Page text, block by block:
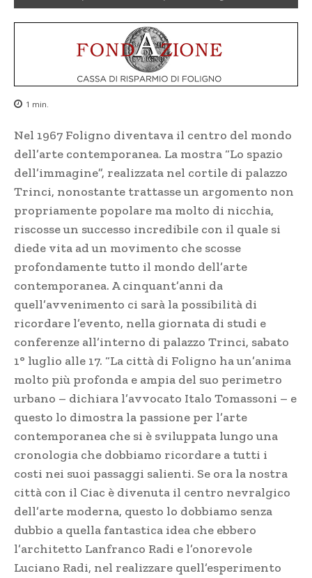
1 min.
Nel 1967 Foligno diventava il centro del mondo
dell’arte contemporanea. La mostra “Lo spazio
dell’immagine”, realizzata nel cortile di palazzo
Trinci, nonostante trattasse un argomento non
propriamente popolare ma molto di nicchia,
riscosse un successo incredibile con il quale si
diede vita ad un movimento che scosse
profondamente tutto il mondo dell’arte
contemporanea. A cinquant’anni da
quell’avvenimento ci sarà la possibilità di
ricordare l’evento, nella giornata di studi e
conferenze all’interno di palazzo Trinci, sabato
1° luglio alle 17. “La città di Foligno ha un’anima
molto più profonda e ampia del suo perimetro
urbano – dichiara l’avvocato Italo Tomassoni – e
questo lo dimostra la passione per l’arte
contemporanea che si è sviluppata lungo una
cronologia che dobbiamo ricordare a tutti i
costi nei suoi passaggi salienti. Se ora la nostra
città con il Ciac è divenuta il centro nevralgico
dell’arte moderna, questo lo dobbiamo senza
dubbio a quella fantastica idea che ebbero
l’architetto Lanfranco Radi e l’onorevole
Luciano Radi, nel realizzare quell’esperimento